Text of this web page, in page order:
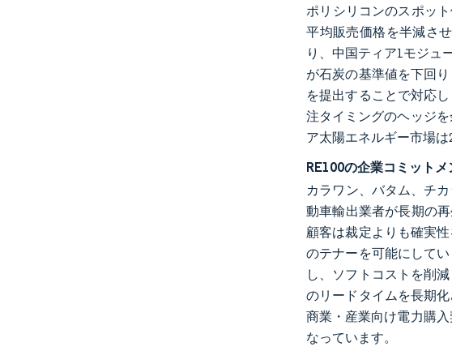
ポリシリコンのスポッ
平均販売価格を半減さ
り、中国ティア1モジュ
が石炭の基準値を下回
を提出することで対応
注タイミングのヘッジ
ア太陽エネルギー市場は
RE100の企業コミット
カラワン、バタム、チ
動車輸出業者が長期の
顧客は裁定よりも確実
のテナーを可能にして
し、ソフトコストを削
のリードタイムを長期
商業・産業向け電力購
なっています。